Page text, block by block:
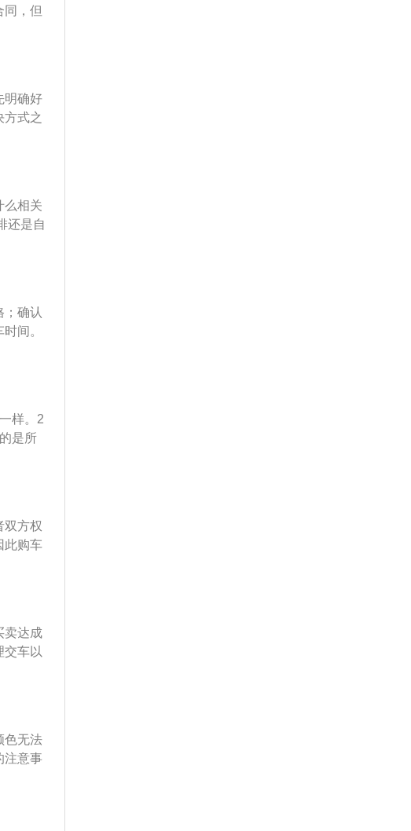
费，按
还投
导致
一定
中写
买方有
常都
再去
时候
看有
最重要
同下
价格
单类
，可以
发车
同，但
规避
、价
合同
明确好
式之
，定
务或
注意
置，所
及后备
要拿到
么相关
还是自
票和
方
间
确认
间。
面光
提车
损
时候要
大部
将所
样。2
是所
合同中
双方权
此购车
确相
，包
确违
服
认销售
卖达成
交车以
产日
还定
是裸
税，以
车事务
以及
色无法
注意事
查轮
门，